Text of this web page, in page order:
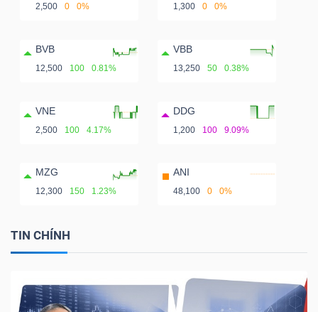
2,500 0 0% 1,300 0 0%
BVB
12,500 100 0.81%
VBB
13,250 50 0.38%
VNE
2,500 100 4.17%
DDG
1,200 100 9.09%
MZG
12,300 150 1.23%
ANI
48,100 0 0%
TIN CHÍNH